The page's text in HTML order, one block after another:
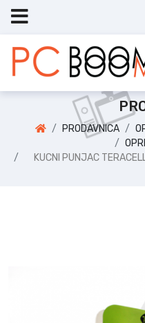
PRODAVNICA
KUCNI PUNJAC